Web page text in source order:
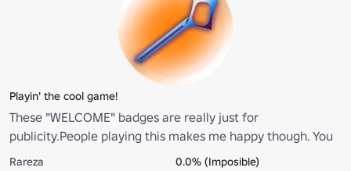
Playin' the cool game!
These "WELCOME" badges are really just for
publicity.People playing this makes me happy though. You
did me a feels-good.
Rareza
0.0% (Imposible)